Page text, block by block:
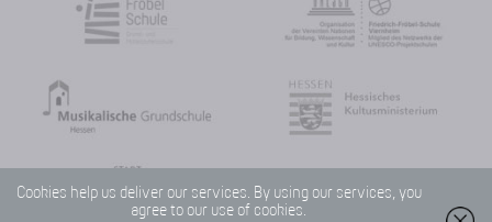
Cookies help us deliver our services. By using our services, you
agree to our use of cookies.